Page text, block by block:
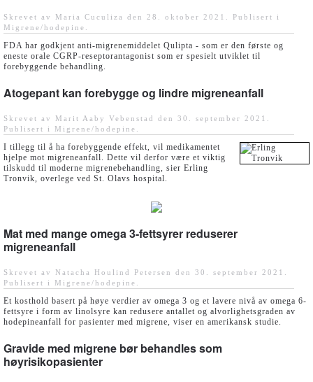
Skrevet av Maria Cuculiza den 28. oktober 2021
. Publisert i
Migrene/hodepine
FDA har godkjent anti-migrenemiddelet Qulipta - som er den første og
eneste orale CGRP-reseptorantagonist som er spesielt utviklet til
forebyggende behandling.
Atogepant kan forebygge og lindre migreneanfall
Skrevet av Marit Aaby Vebenstad den 30. september 2021
Publisert i Migrene/hodepine
I tillegg til å ha forebyggende effekt, vil medikamentet
hjelpe mot migreneanfall. Dette vil derfor være et viktig
tilskudd til moderne migrenebehandling, sier Erling
Tronvik, overlege ved St. Olavs hospital.
Mat med mange omega 3-fettsyrer reduserer
migreneanfall
Skrevet av Natacha Houlind Petersen den 30. september 2021
Publisert i Migrene/hodepine
Et kosthold basert på høye verdier av omega 3 og et lavere nivå av omega 6-
fettsyre i form av linolsyre kan redusere antallet og alvorlighetsgraden av
hodepineanfall for pasienter med migrene, viser en amerikansk studie.
Gravide med migrene bør behandles som
høyrisikopasienter